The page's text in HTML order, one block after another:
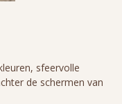
sfeervolle
de schermen van